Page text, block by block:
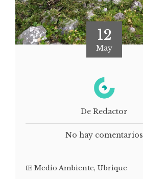
12
May
De Redactor
No hay comentarios
Medio Ambiente, Ubrique